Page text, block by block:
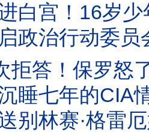
年巨浪中死死抓住10岁男孩，两分
巨资支持川普中期选举。司法部长提名受
投票藐视国会。佛州启动调查，拜登赦免令
！福克斯追查联邦记录，竟拼出一幅惊
莱温斯基为何公开感谢他？一篇悼文引爆舆